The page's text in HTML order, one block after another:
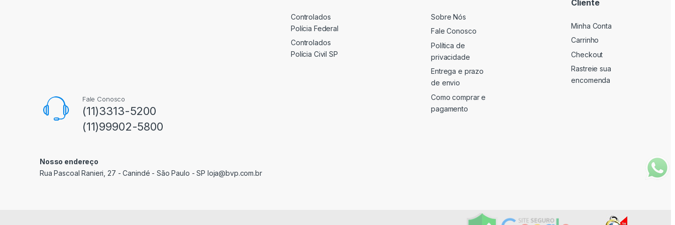
Fale Conosco
(11)3313-5200
(11)99902-5800
Nosso endereço
Rua Pascoal Ranieri, 27 - Canindé - São Paulo - SP loja@bvp.com.br
Controlados
Polícia Federal
Controlados
Polícia Civil SP
Sobre Nós
Fale Conosco
Política de
privacidade
Entrega e prazo
de envio
Como comprar e
pagamento
Cliente
Minha Conta
Carrinho
Checkout
Rastreie sua
encomenda